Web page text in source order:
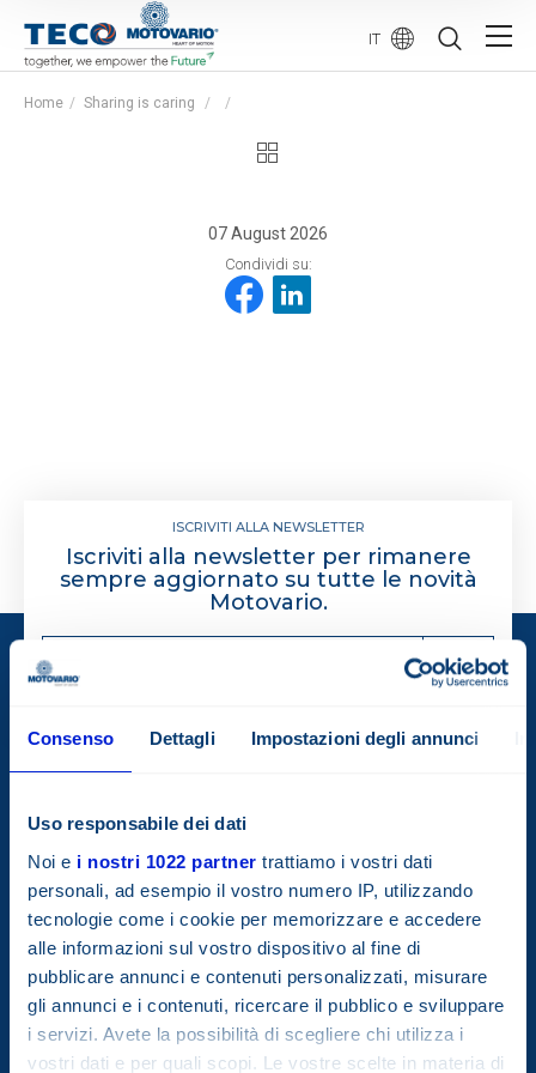
Consenso Dettagli Impostazioni degli annunci
Uso responsabile dei dati
Noi e i nostri 1022 partner trattiamo i vostri dati
personali, ad esempio il vostro numero IP, utilizzando
tecnologie come i cookie per memorizzare e accedere
alle informazioni sul vostro dispositivo al fine di
pubblicare annunci e contenuti personalizzati, misurare
gli annunci e i contenuti, ricercare il pubblico e sviluppare
i servizi. Avete la possibilità di scegliere chi utilizza i
vostri dati e per quali scopi. Le vostre scelte in materia di
IT
Home Sharing is caring
07 August 2026
Condividi su:
ISCRIVITI ALLA NEWSLETTER
Iscriviti alla newsletter per rimanere
sempre aggiornato su tutte le novità
Motovario.
Società con socio unico.
Società soggetta all’attività di direzione e coordinamento della
TECO Electric & Machinery Co.Ltd.